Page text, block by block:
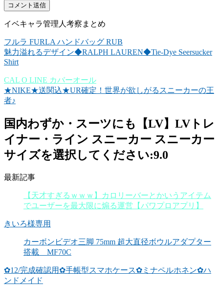
イベキャラ管理人考察まとめ
フルラ FURLA ハンドバッグ RUB
魅力溢れるデザイン◆RALPH LAUREN◆Tie-Dye Seersucker
Shirt
CAL O LINE カバーオール
★NIKE★送関込★UR確定！世界が欲しがるスニーカーの王
者♪
国内わずか・スーツにも【LV】LVトレ
イナー・ライン スニーカー スニーカー
サイズを選択してください:9.0
最新記事
【天才すぎるｗｗｗ】カロリーバーとかいうアイテム
でユーザーを最大限に煽る運営【パワプロアプリ】
きいろ様専用
カーボンビデオ三脚 75mm 超大直径ボウルアダプター
搭載 MF70C
✿12/完成確認用✿手帳型スマホケース✿ミナペルホネン✿ハ
ンドメイド